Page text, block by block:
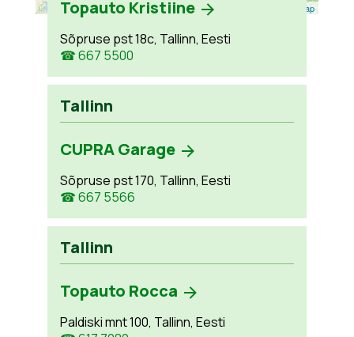
Leaflet OpenStreetMap
Topauto Kristiine
Sõpruse pst 18c, Tallinn, Eesti
☎ 667 5500
Tallinn
CUPRA Garage
Sõpruse pst 170, Tallinn, Eesti
☎ 667 5566
Tallinn
Topauto Rocca
Paldiski mnt 100, Tallinn, Eesti